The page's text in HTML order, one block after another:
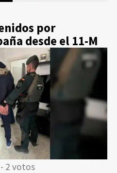
por
desde el 11-M
2 votos